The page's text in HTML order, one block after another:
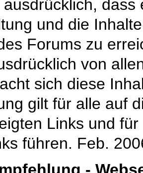
und die
Forums zu
von
sich diese
gilt für alle auf
Links und
führen. Feb.
-